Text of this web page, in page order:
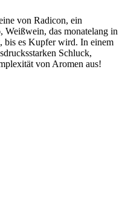
von Radicon, ein
das monatelang in
bis es Kupfer wird. In einem
Schluck,
von Aromen aus!